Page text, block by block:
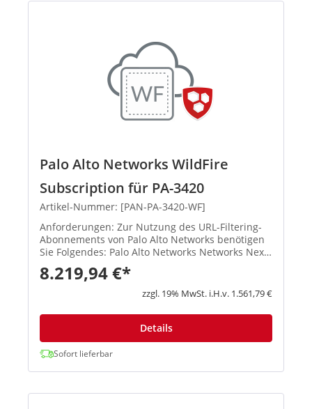
Palo Alto Networks WildFire
Subscription für PA-3420
Artikel-Nummer: [PAN-PA-3420-WF]
Anforderungen: Zur Nutzung des URL-Filtering-
Abonnements von Palo Alto Networks benötigen
Sie Folgendes: Palo Alto Networks Networks Next-
Generation Firewalls mit PAN-OS Palo Alto
Networks Networks Threat Prev...
8.219,94 €*
zzgl. 19% MwSt. i.H.v. 1.561,79 €
Details
Sofort lieferbar